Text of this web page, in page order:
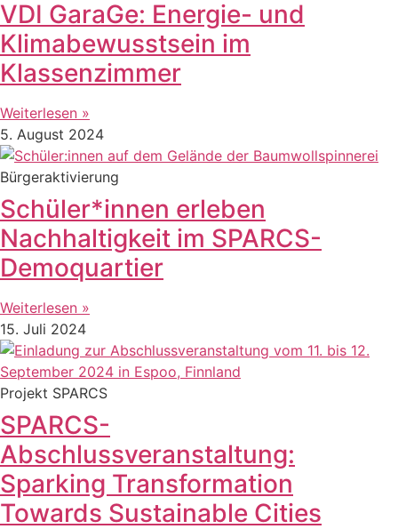
VDI GaraGe: Energie- und
Klimabewusstsein im
Klassenzimmer
Weiterlesen »
5. August 2024
Bürgeraktivierung
Schüler*innen erleben
Nachhaltigkeit im SPARCS-
Demoquartier
Weiterlesen »
15. Juli 2024
Projekt SPARCS
SPARCS-
Abschlussveranstaltung:
Sparking Transformation
Towards Sustainable Cities